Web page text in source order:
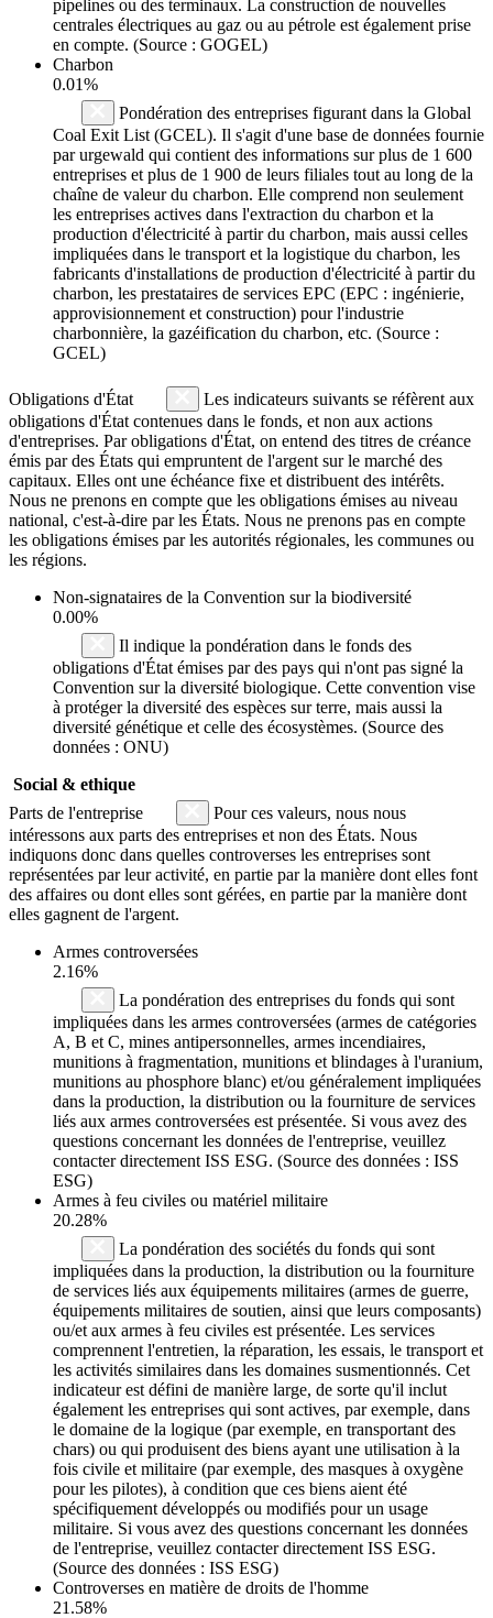
pipelines ou des terminaux. La construction de nouvelles
centrales électriques au gaz ou au pétrole est également prise
en compte. (Source : GOGEL)
Charbon
0.01%
Pondération des entreprises figurant dans la Global
Coal Exit List (GCEL). Il s'agit d'une base de données fournie
par urgewald qui contient des informations sur plus de 1 600
entreprises et plus de 1 900 de leurs filiales tout au long de la
chaîne de valeur du charbon. Elle comprend non seulement
les entreprises actives dans l'extraction du charbon et la
production d'électricité à partir du charbon, mais aussi celles
impliquées dans le transport et la logistique du charbon, les
fabricants d'installations de production d'électricité à partir du
charbon, les prestataires de services EPC (EPC : ingénierie,
approvisionnement et construction) pour l'industrie
charbonnière, la gazéification du charbon, etc. (Source :
GCEL)
Obligations d'État
Les indicateurs suivants se réfèrent aux
obligations d'État contenues dans le fonds, et non aux actions
d'entreprises. Par obligations d'État, on entend des titres de créance
émis par des États qui empruntent de l'argent sur le marché des
capitaux. Elles ont une échéance fixe et distribuent des intérêts.
Nous ne prenons en compte que les obligations émises au niveau
national, c'est-à-dire par les États. Nous ne prenons pas en compte
les obligations émises par les autorités régionales, les communes ou
les régions.
Non-signataires de la Convention sur la biodiversité
0.00%
Il indique la pondération dans le fonds des
obligations d'État émises par des pays qui n'ont pas signé la
Convention sur la diversité biologique. Cette convention vise
à protéger la diversité des espèces sur terre, mais aussi la
diversité génétique et celle des écosystèmes. (Source des
données : ONU)
Social & ethique
Parts de l'entreprise
Pour ces valeurs, nous nous
intéressons aux parts des entreprises et non des États. Nous
indiquons donc dans quelles controverses les entreprises sont
représentées par leur activité, en partie par la manière dont elles font
des affaires ou dont elles sont gérées, en partie par la manière dont
elles gagnent de l'argent.
Armes controversées
2.16%
La pondération des entreprises du fonds qui sont
impliquées dans les armes controversées (armes de catégories
A, B et C, mines antipersonnelles, armes incendiaires,
munitions à fragmentation, munitions et blindages à l'uranium,
munitions au phosphore blanc) et/ou généralement impliquées
dans la production, la distribution ou la fourniture de services
liés aux armes controversées est présentée. Si vous avez des
questions concernant les données de l'entreprise, veuillez
contacter directement ISS ESG. (Source des données : ISS
ESG)
Armes à feu civiles ou matériel militaire
20.28%
La pondération des sociétés du fonds qui sont
impliquées dans la production, la distribution ou la fourniture
de services liés aux équipements militaires (armes de guerre,
équipements militaires de soutien, ainsi que leurs composants)
ou/et aux armes à feu civiles est présentée. Les services
comprennent l'entretien, la réparation, les essais, le transport et
les activités similaires dans les domaines susmentionnés. Cet
indicateur est défini de manière large, de sorte qu'il inclut
également les entreprises qui sont actives, par exemple, dans
le domaine de la logique (par exemple, en transportant des
chars) ou qui produisent des biens ayant une utilisation à la
fois civile et militaire (par exemple, des masques à oxygène
pour les pilotes), à condition que ces biens aient été
spécifiquement développés ou modifiés pour un usage
militaire. Si vous avez des questions concernant les données
de l'entreprise, veuillez contacter directement ISS ESG.
(Source des données : ISS ESG)
Controverses en matière de droits de l'homme
21.58%